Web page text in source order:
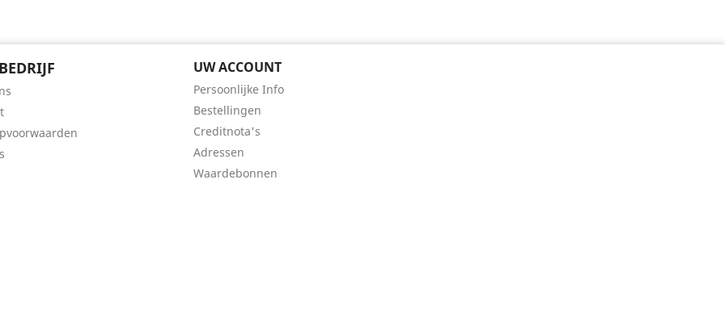
UW ACCOUNT
Persoonlijke Info
Bestellingen
Creditnota's
Adressen
Waardebonnen